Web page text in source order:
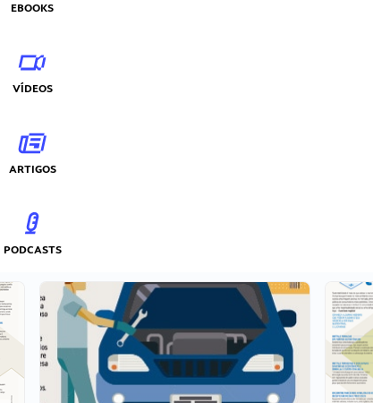
EBOOKS
VÍDEOS
ARTIGOS
PODCASTS